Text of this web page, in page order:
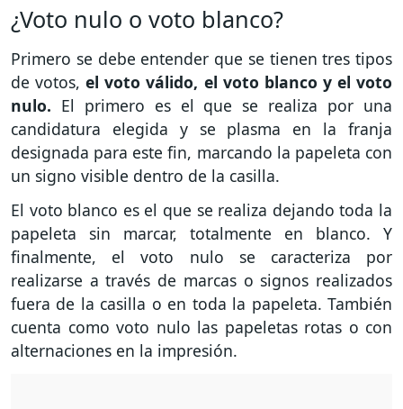
¿Voto nulo o voto blanco?
Primero se debe entender que se tienen tres tipos
de votos, el voto válido, el voto blanco y el voto
nulo. El primero es el que se realiza por una
candidatura elegida y se plasma en la franja
designada para este fin, marcando la papeleta con
un signo visible dentro de la casilla.
El voto blanco es el que se realiza dejando toda la
papeleta sin marcar, totalmente en blanco. Y
finalmente, el voto nulo se caracteriza por
realizarse a través de marcas o signos realizados
fuera de la casilla o en toda la papeleta. También
cuenta como voto nulo las papeletas rotas o con
alternaciones en la impresión.